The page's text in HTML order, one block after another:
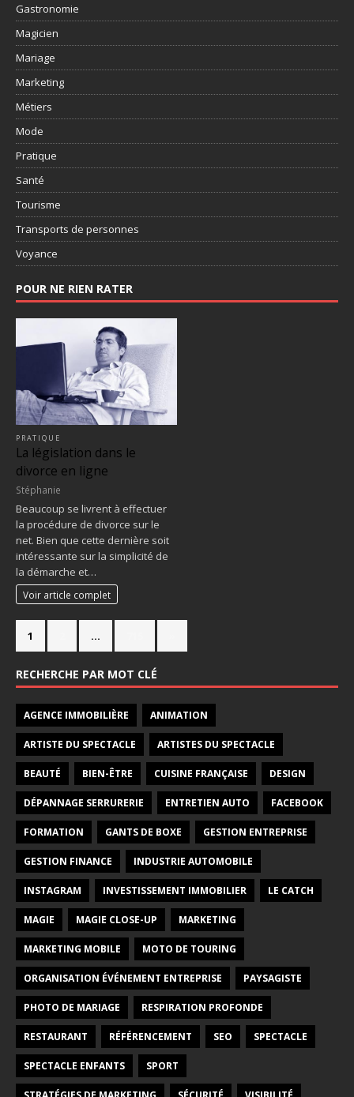
Gastronomie
Magicien
Mariage
Marketing
Métiers
Mode
Pratique
Santé
Tourisme
Transports de personnes
Voyance
POUR NE RIEN RATER
PRATIQUE
La législation dans le
divorce en ligne
Stéphanie
Beaucoup se livrent à effectuer
la procédure de divorce sur le
net. Bien que cette dernière soit
intéressante sur la simplicité de
la démarche et…
Voir article complet
1 …
RECHERCHE PAR MOT CLÉ
AGENCE IMMOBILIÈRE ANIMATION
ARTISTE DU SPECTACLE ARTISTES DU SPECTACLE
BEAUTÉ BIEN-ÊTRE CUISINE FRANÇAISE DESIGN
DÉPANNAGE SERRURERIE ENTRETIEN AUTO FACEBOOK
FORMATION GANTS DE BOXE GESTION ENTREPRISE
GESTION FINANCE INDUSTRIE AUTOMOBILE
INSTAGRAM INVESTISSEMENT IMMOBILIER LE CATCH
MAGIE MAGIE CLOSE-UP MARKETING
MARKETING MOBILE MOTO DE TOURING
ORGANISATION ÉVÉNEMENT ENTREPRISE PAYSAGISTE
PHOTO DE MARIAGE RESPIRATION PROFONDE
RESTAURANT RÉFÉRENCEMENT SEO SPECTACLE
SPECTACLE ENFANTS SPORT